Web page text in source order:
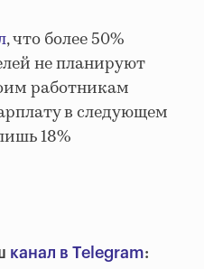
, что более 50%
не планируют
работникам
в следующем
18%
канал в Telegram: